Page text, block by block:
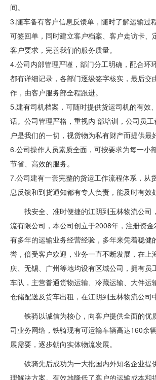
间。
3.随车备有客户信息反馈单，随时了解运输过
可签回单，同时建立客户档案、客户走访卡、
客户要求，完善我们的服务质量。
4.公司内部管理严谨，部门分工明确，配合环
都有详细记录，各部门逐级签字核实，最后交
作，由客户服务部全程跟进。
5.建有司机档案，可随时提供货运司机的有效
话。公司管理严格，重视内 部培训，公司员
户是我们的一切，视货物为私有财产而提供最
6.公司操作人员素质全面，可按要求为每一小
节省、高效的服务。
7.公司建有一套完整的货运工作流程体系，从
息反馈和到货通知都有专人负责，能及时有效
找安全、准时便捷的江阴到玉林物流公司
流有限公司，本公司创立于2008年，注册资
有多年的运输业务经营经验，多年来凭着稳健
誉，倍受客户欢迎，业务一直不断发展，在上
庆、无锡、广州等地均设有区域公司，拥有员
车队，主营普通货物运输、冷藏运输、大件运
仓储配送及货车出租，在江阴到玉林物流公司
铁骑以诚信为核心，向客户提供全面的优
司业务网络，铁骑现有可运输车辆高达160余
展需要，逐步朝向实体物流发展。
铁骑先后成功为一大批国内外知名企业提
理解决方案。有效地降低了客户的运输成本和